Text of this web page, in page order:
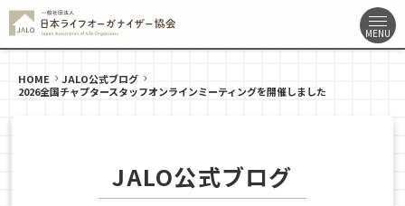
HOME
JALO公式ブログ
2026全国チャプタースタッフオンラインミーティングを開催しました
JALO公式ブログ